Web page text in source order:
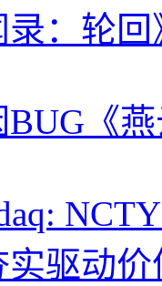
：轮
《
驱动价